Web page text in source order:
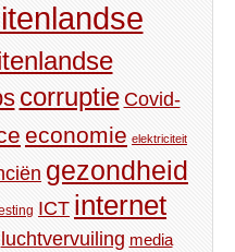
corruptie Covid-
economie elektriciteit
gezondheid
ICT internet
luchtvervuiling media